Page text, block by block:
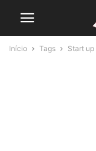
Início Tags Start up